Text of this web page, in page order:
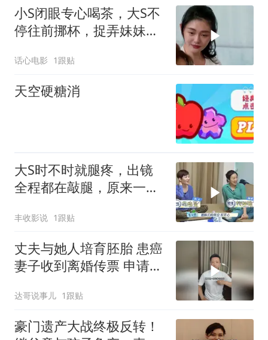
小S闭眼专心喝茶，大S不
停往前挪杯，捉弄妹妹手
话心电影 1跟贴
天空硬糖消
大S时不时就腿疼，出镜
全程都在敲腿，原来一切
丰收影说 1跟贴
丈夫与她人培育胚胎 患癌
妻子收到离婚传票 申请销
达哥说事儿 1跟贴
豪门遗产大战终极反转！